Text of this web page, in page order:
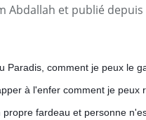
Abdallah et publié
Paradis, comment je peux le
à l'enfer comment je peux
fardeau et personne